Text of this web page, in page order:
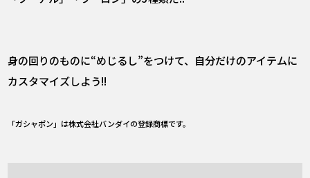
身の回りのものに“めじるし”をつけて、自分だけのアイテムに
カスタマイズしよう!!
「ガシャポン」は株式会社バンダイの登録商標です。